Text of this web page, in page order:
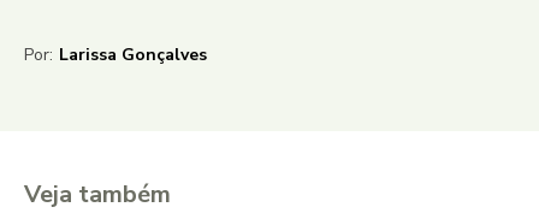
Por: Larissa Gonçalves
Veja também